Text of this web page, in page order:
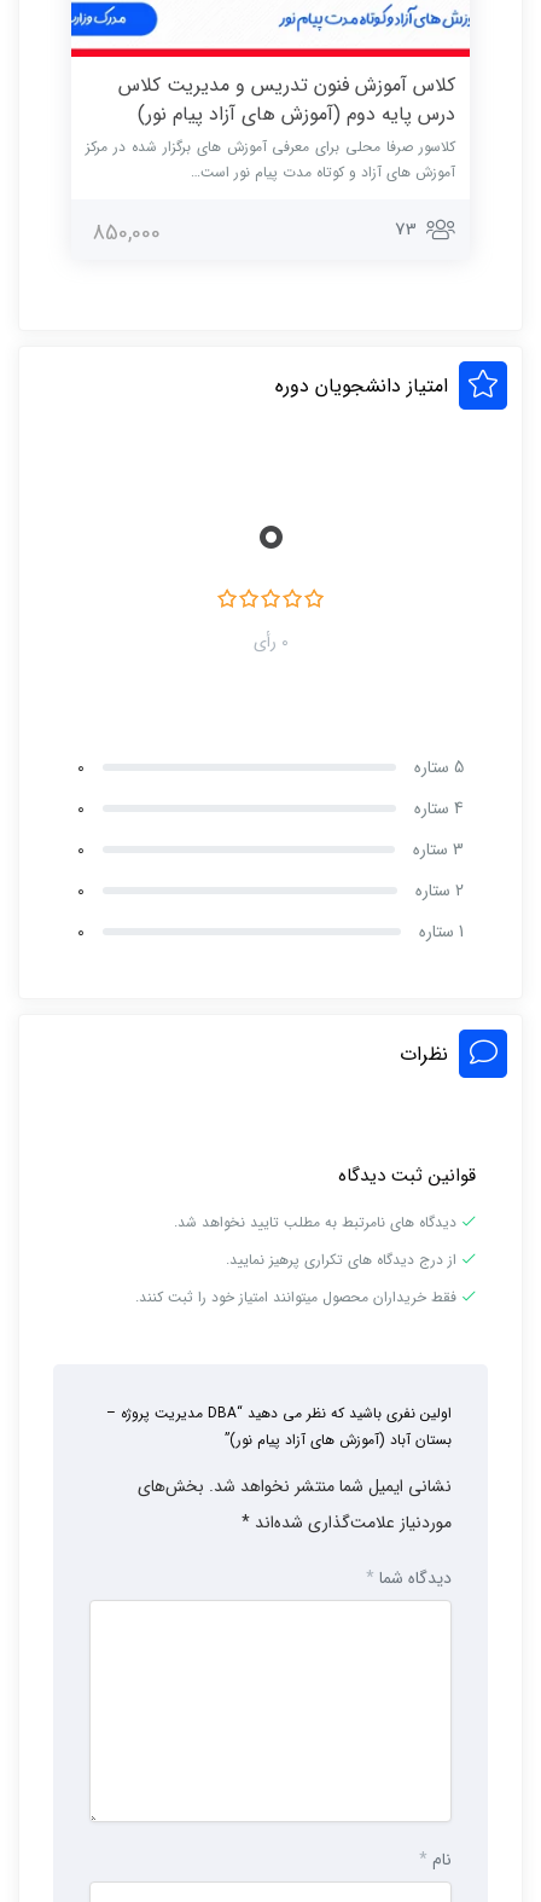
کلاس آموزش فنون تدریس و مدیریت کلاس
درس پایه دوم (آموزش های آزاد پیام نور)
کلاسور صرفا محلی برای معرفی آموزش های برگزار شده در مرکز
آموزش های آزاد و کوتاه مدت پیام نور است…
73
850,000
امتیاز دانشجویان دوره
0
0 رأی
5 ستاره
0
4 ستاره
0
3 ستاره
0
2 ستاره
0
1 ستاره
0
نظرات
قوانین ثبت دیدگاه
دیدگاه های نامرتبط به مطلب تایید نخواهد شد.
از درج دیدگاه های تکراری پرهیز نمایید.
فقط خریداران محصول میتوانند امتیاز خود را ثبت کنند.
اولین نفری باشید که نظر می دهید “DBA مدیریت پروژه –
بستان آباد (آموزش های آزاد پیام نور)”
نشانی ایمیل شما منتشر نخواهد شد. بخش‌های
موردنیاز علامت‌گذاری شده‌اند *
دیدگاه شما *
نام *